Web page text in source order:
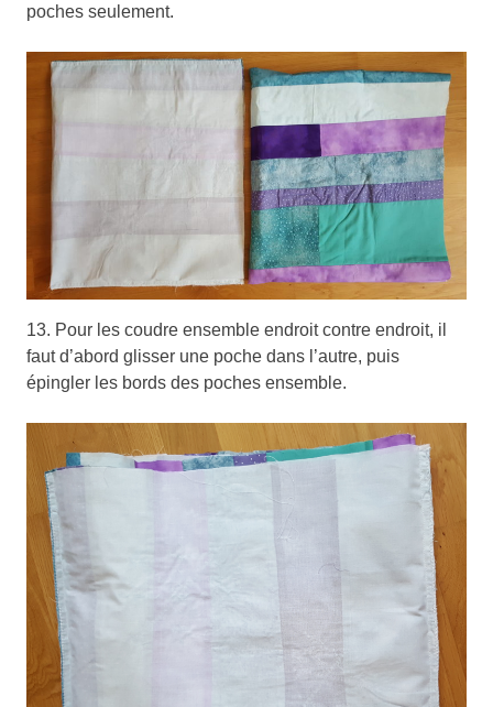
poches seulement.
13. Pour les coudre ensemble endroit contre endroit, il
faut d’abord glisser une poche dans l’autre, puis
épingler les bords des poches ensemble.